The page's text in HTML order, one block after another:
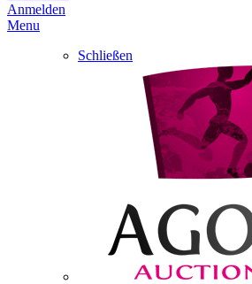
Anmelden
Menu
Schließen